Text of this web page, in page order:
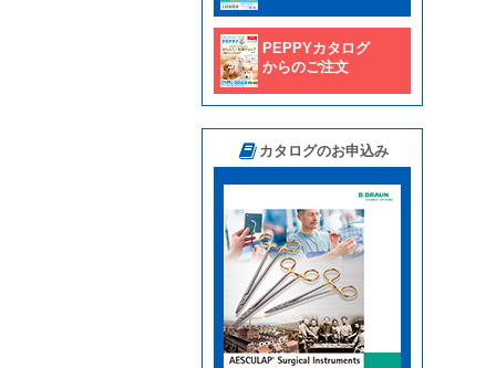
PEPPYカタログ
からのご注文
カタログのお申込み